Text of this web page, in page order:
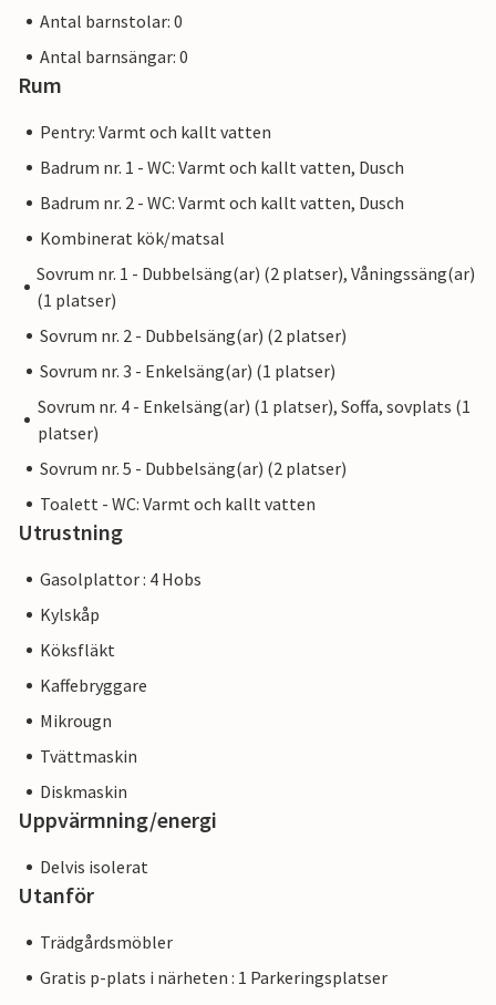
Antal barnstolar: 0
Antal barnsängar: 0
Rum
Pentry: Varmt och kallt vatten
Badrum nr. 1 - WC: Varmt och kallt vatten, Dusch
Badrum nr. 2 - WC: Varmt och kallt vatten, Dusch
Kombinerat kök/matsal
Sovrum nr. 1 - Dubbelsäng(ar) (2 platser), Våningssäng(ar)
(1 platser)
Sovrum nr. 2 - Dubbelsäng(ar) (2 platser)
Sovrum nr. 3 - Enkelsäng(ar) (1 platser)
Sovrum nr. 4 - Enkelsäng(ar) (1 platser), Soffa, sovplats (1
platser)
Sovrum nr. 5 - Dubbelsäng(ar) (2 platser)
Toalett - WC: Varmt och kallt vatten
Utrustning
Gasolplattor : 4 Hobs
Kylskåp
Köksfläkt
Kaffebryggare
Mikrougn
Tvättmaskin
Diskmaskin
Uppvärmning/energi
Delvis isolerat
Utanför
Trädgårdsmöbler
Gratis p-plats i närheten : 1 Parkeringsplatser